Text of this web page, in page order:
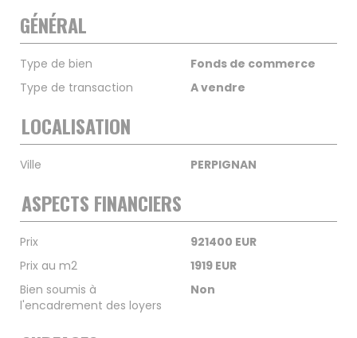
GÉNÉRAL
Type de bien
Fonds de commerce
Type de transaction
A vendre
LOCALISATION
Ville PERPIGNAN
ASPECTS FINANCIERS
Prix
921400 EUR
Prix au m2
1919 EUR
Bien soumis à
l'encadrement des loyers
Non